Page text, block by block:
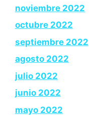
noviembre 2022
octubre 2022
septiembre 2022
agosto 2022
julio 2022
junio 2022
mayo 2022